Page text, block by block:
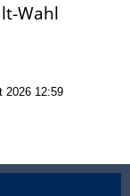
Wahl
2026 12:59